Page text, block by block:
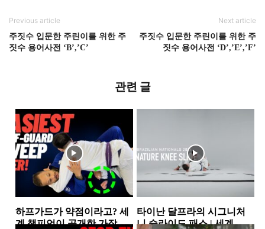
Previous article
주짓수 입문한 주린이를 위한 주
짓수 용어사전 ‘B’,’C’
Next article
주짓수 입문한 주린이를 위한 주
짓수 용어사전 ‘D’,’E’,’F’
관련 글
하프가드가 약점이라고? 세
계 챔피언이 공개한 가장 실
타이난 달프라의 시그니처
니 슬라이드 패스 | 세계 챔